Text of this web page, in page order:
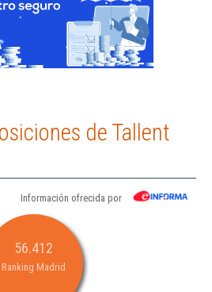
de Tallent
Información ofrecida por
56.412
Ranking Madrid